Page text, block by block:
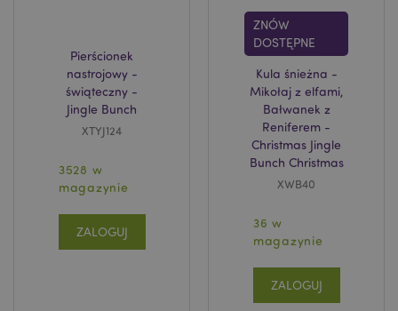
Pierścionek
nastrojowy -
świąteczny -
Jingle Bunch
XTYJ124
3528 w
magazynie
ZALOGUJ
ZNÓW
DOSTĘPNE
Kula śnieżna -
Mikołaj z elfami,
Bałwanek z
Reniferem -
Christmas Jingle
Bunch Christmas
XWB40
36 w
magazynie
ZALOGUJ
CookieScript
.puckator.pl
mage-cache-storage-section-
invalidation
Adobe Inc.
www.puckator.pl
Google
Privacy Policy